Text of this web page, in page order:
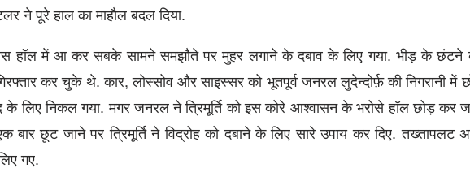
ने पूरे हाल का माहौल बदल दिया.
हॉल में आ कर सबके सामने समझौते पर मुहर लगाने के दबाव के लिए गया. भीड़ के
कर चुके थे. कार, लोस्सोव और साइस्सर को भूतपूर्व जनरल लुदेन्दोर्फ़ की निगरानी में
के लिए निकल गया. मगर जनरल ने त्रिमूर्ति को इस कोरे आश्वासन के भरोसे हॉल छोड़ कर
छूट जाने पर त्रिमूर्ति ने विद्रोह को दबाने के लिए सारे उपाय कर दिए. तख्तापलट
गए.